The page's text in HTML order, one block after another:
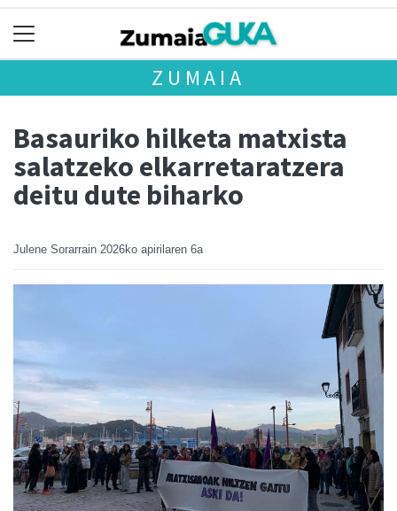
ZUMAIA
Basauriko hilketa matxista
salatzeko elkarretaratzera
deitu dute biharko
Julene Sorarrain 2026ko apirilaren 6a